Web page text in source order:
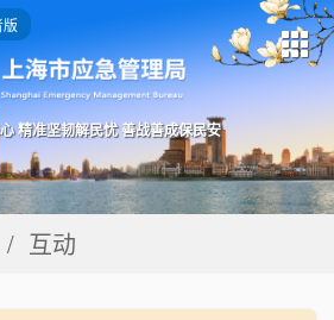
精准坚韧解民忧 善战善成保民安
/ 互动